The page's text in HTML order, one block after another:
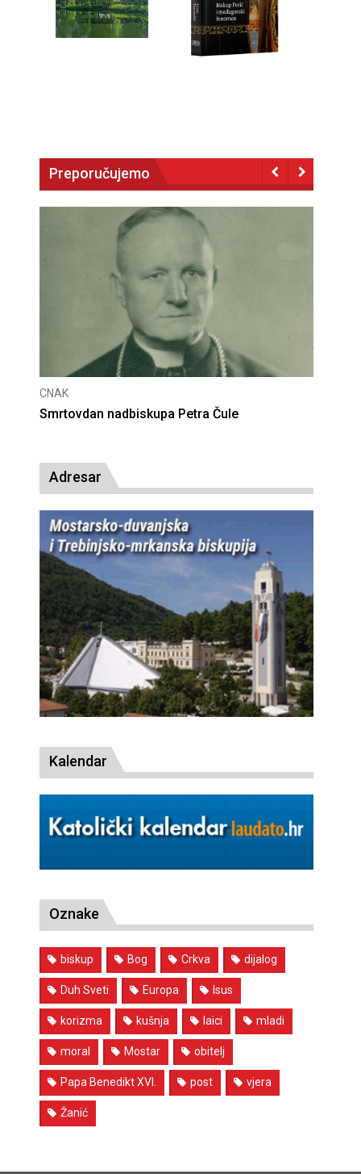
Preporučujemo
nadbiskupa Petra Čule
Adresar
Kalendar
Oznake
biskup Bog Crkva dijalog
Duh Sveti Europa Isus
korizma kušnja laici mladi
moral Mostar obitelj
Papa Benedikt XVI. post vjera
Žanić